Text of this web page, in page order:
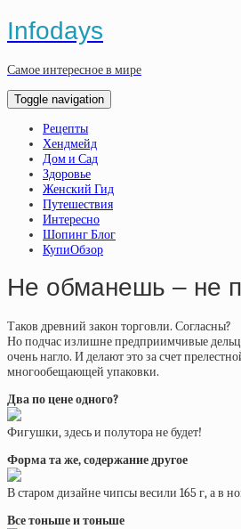
Infodays
Самое интересное в мире
Toggle navigation
Рецепты
Хендмейд
Дом и Сад
Здоровье
Женский Гид
Путешествия
Интересно
Шопинг Блог
КупиОбзор
Не обманешь – не
Таков древний закон торговли. Согласны?
Но подчас излишне предприимчивые
очень нагло. И делают это за счет
многообещающей упаковки.
Два по цене одного?
Фигушки, здесь и полутора не будет!
Форма та же, содержание другое
В старом дизайне чипсы весили 165 г, а в
Все тоньше и тоньше